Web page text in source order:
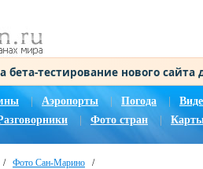
бета-тестирование нового
| Аэропорты Погода |
Фото стран
/ Фото Сан-Марино /